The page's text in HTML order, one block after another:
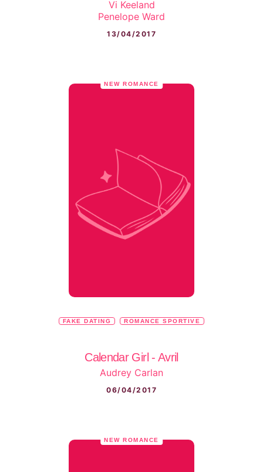
Vi Keeland
Penelope Ward
13/04/2017
NEW ROMANCE
FAKE DATING ROMANCE SPORTIVE
Calendar Girl - Avril
Audrey Carlan
06/04/2017
NEW ROMANCE